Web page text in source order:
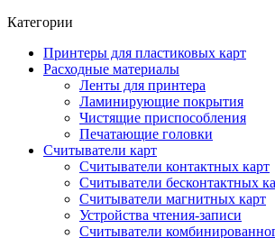
Категории
Принтеры для пластиковых карт
Расходные материалы
Ленты для принтера
Ламинирующие покрытия
Чистящие приспособления
Печатающие головки
Считыватели карт
Считыватели контактных карт
Считыватели бесконтактных
Считыватели магнитных карт
Устройства чтения-записи
Считыватели